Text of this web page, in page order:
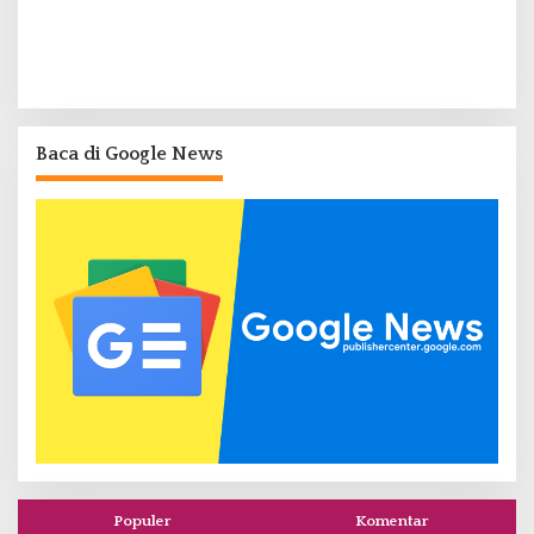
Baca di Google News
Populer Komentar